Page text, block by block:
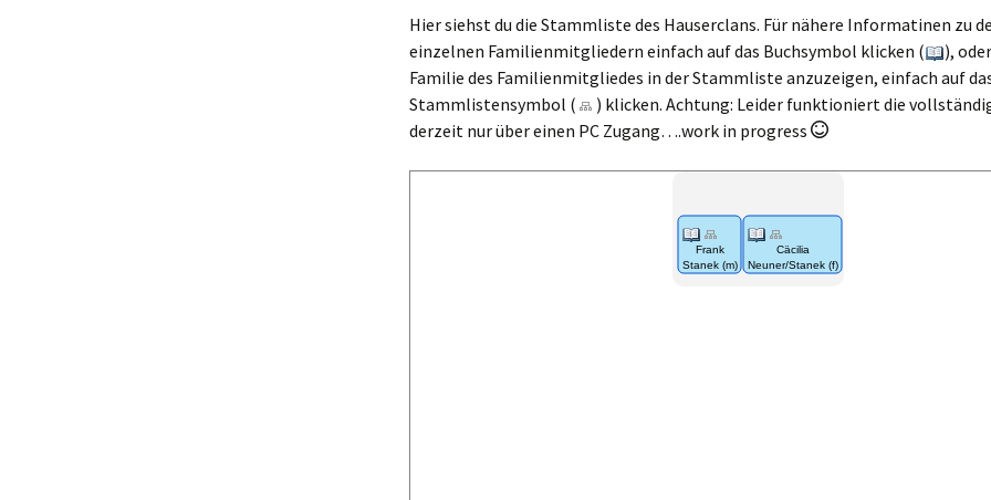
Die Seefelder Rauth
– Die „Rauth-Saga“
Die Seefelder Sailer –
Teil 1: Die
„Jagermartler“
Tiefenbrunner – Die
„Tiefenbrunner-
Hier siehst du die Stammliste des Hauserclans. Für nähere Informatinen zu
einzelnen Familienmitgliedern einfach auf das Buchsymbol klicken (
),
Familie des Familienmitgliedes in der Stammliste anzuzeigen, einfach auf
Stammlistensymbol (
) klicken. Achtung: Leider funktioniert die
derzeit nur über einen PC Zugang….work in progress
Frank
Stanek (m)
Cäcilia
Neuner/Stanek (f)